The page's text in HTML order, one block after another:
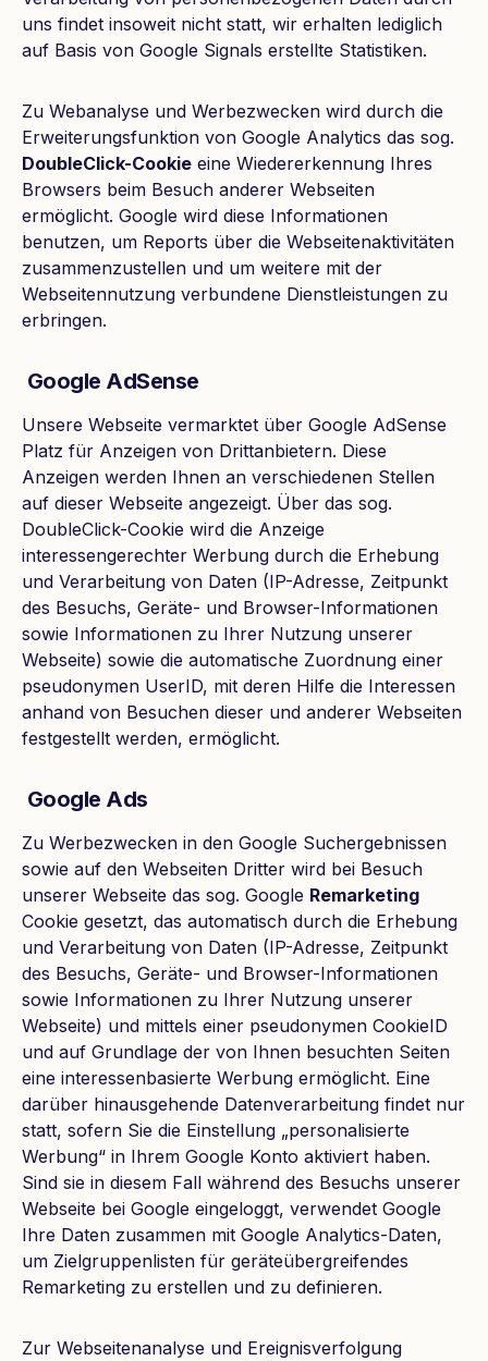
uns findet insoweit nicht statt, wir erhalten lediglich
auf Basis von Google Signals erstellte Statistiken.
Zu Webanalyse und Werbezwecken wird durch die
Erweiterungsfunktion von Google Analytics das sog.
DoubleClick-Cookie eine Wiedererkennung Ihres
Browsers beim Besuch anderer Webseiten
ermöglicht. Google wird diese Informationen
benutzen, um Reports über die Webseitenaktivitäten
zusammenzustellen und um weitere mit der
Webseitennutzung verbundene Dienstleistungen zu
erbringen.
Google AdSense
Unsere Webseite vermarktet über Google AdSense
Platz für Anzeigen von Drittanbietern. Diese
Anzeigen werden Ihnen an verschiedenen Stellen
auf dieser Webseite angezeigt. Über das sog.
DoubleClick-Cookie wird die Anzeige
interessengerechter Werbung durch die Erhebung
und Verarbeitung von Daten (IP-Adresse, Zeitpunkt
des Besuchs, Geräte- und Browser-Informationen
sowie Informationen zu Ihrer Nutzung unserer
Webseite) sowie die automatische Zuordnung einer
pseudonymen UserID, mit deren Hilfe die Interessen
anhand von Besuchen dieser und anderer Webseiten
festgestellt werden, ermöglicht.
Google Ads
Zu Werbezwecken in den Google Suchergebnissen
sowie auf den Webseiten Dritter wird bei Besuch
unserer Webseite das sog. Google Remarketing
Cookie gesetzt, das automatisch durch die Erhebung
und Verarbeitung von Daten (IP-Adresse, Zeitpunkt
des Besuchs, Geräte- und Browser-Informationen
sowie Informationen zu Ihrer Nutzung unserer
Webseite) und mittels einer pseudonymen CookieID
und auf Grundlage der von Ihnen besuchten Seiten
eine interessenbasierte Werbung ermöglicht. Eine
darüber hinausgehende Datenverarbeitung findet nur
statt, sofern Sie die Einstellung „personalisierte
Werbung“ in Ihrem Google Konto aktiviert haben.
Sind sie in diesem Fall während des Besuchs unserer
Webseite bei Google eingeloggt, verwendet Google
Ihre Daten zusammen mit Google Analytics-Daten,
um Zielgruppenlisten für geräteübergreifendes
Remarketing zu erstellen und zu definieren.
Zur Webseitenanalyse und Ereignisverfolgung